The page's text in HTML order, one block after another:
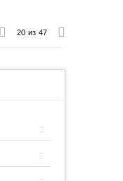
20 из 47